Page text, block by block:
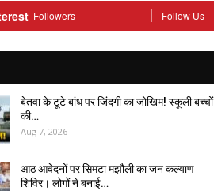
Followers Follow Us
बेतवा के टूटे बांध पर जिंदगी का जोखिम! स्कूली बच्चों
की…
Aug 7, 2026
आठ आवेदनों पर सिमटा मझौली का जन कल्याण
शिविर। लोगों ने बनाई…